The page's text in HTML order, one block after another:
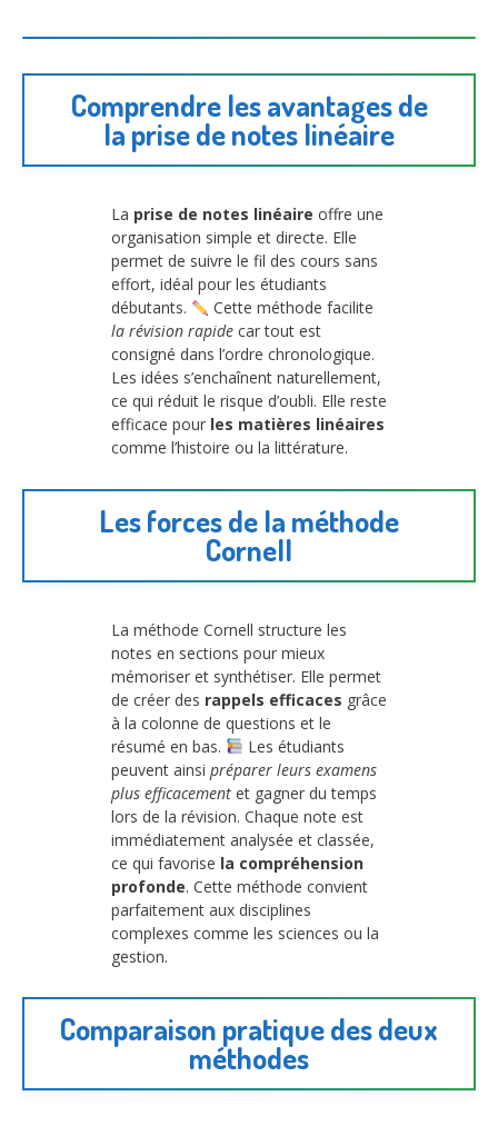
Comprendre les avantages de
la prise de notes linéaire
La prise de notes linéaire offre une
organisation simple et directe. Elle
permet de suivre le fil des cours sans
effort, idéal pour les étudiants
débutants.
Cette méthode facilite
la révision rapide car tout est
consigné dans l’ordre chronologique.
Les idées s’enchaînent naturellement,
ce qui réduit le risque d’oubli. Elle reste
efficace pour les matières linéaires
comme l’histoire ou la littérature.
Les forces de la méthode
Cornell
La méthode Cornell structure les
notes en sections pour mieux
mémoriser et synthétiser. Elle permet
de créer des rappels efficaces grâce
à la colonne de questions et le
résumé en bas.
Les étudiants
peuvent ainsi préparer leurs examens
plus efficacement et gagner du temps
lors de la révision. Chaque note est
immédiatement analysée et classée,
ce qui favorise la compréhension
profonde. Cette méthode convient
parfaitement aux disciplines
complexes comme les sciences ou la
gestion.
Comparaison pratique des deux
méthodes